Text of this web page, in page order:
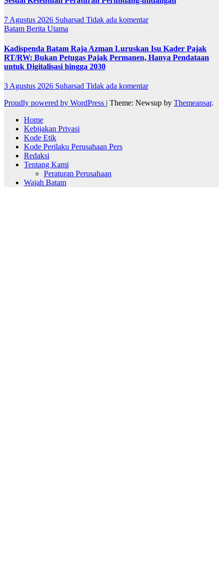
7 Agustus 2026 Suharsad Tidak ada komentar
Batam Berita Utama
Kadispenda Batam Raja Azman Luruskan Isu Kader Pajak
RT/RW: Bukan Petugas Pajak Permanen, Hanya Pendataan
untuk Digitalisasi hingga 2030
3 Agustus 2026 Suharsad Tidak ada komentar
Proudly powered by WordPress | Theme: Newsup by Themeansar.
Home
Kebijakan Privasi
Kode Etik
Kode Perilaku Perusahaan Pers
Redaksi
Tentang Kami
Peraturan Perusahaan
Wajah Batam